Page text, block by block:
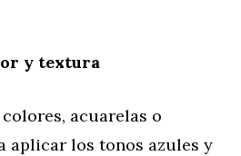
y textura
acuarelas o
aplicar los tonos azules y